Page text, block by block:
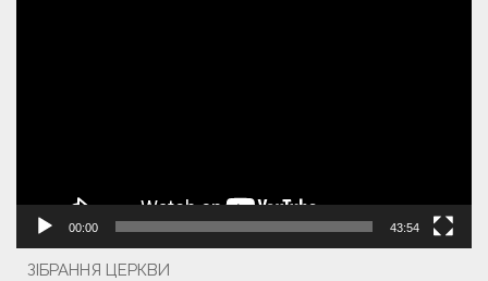
00:00 43:54
ЗІБРАННЯ ЦЕРКВИ